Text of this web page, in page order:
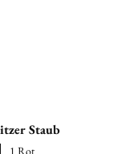
Staub
1 Rot